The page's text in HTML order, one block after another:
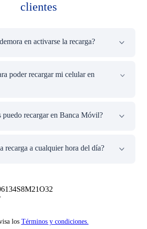
clientes
en activarse la recarga?
recarga en tu correo electrónico. Si
con tus operaciones puedes comunicarte
poder recargar mi celular en
ingresar a Pagar servicios, elegir la
puedo recargar en Banca Móvil?
recarga a cualquier hora del día?
hora del día y para cualquier
los Términos y condiciones.